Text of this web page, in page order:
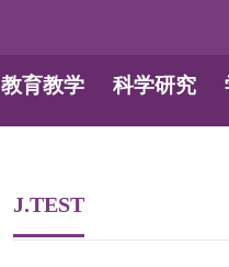
教育教学 科学研究
J.TEST